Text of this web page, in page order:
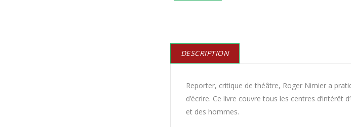
DESCRIPTION
Reporter, critique de théâtre, Roger Nimier a
d’écrire. Ce livre couvre tous les centres d’intérêt
et des hommes.